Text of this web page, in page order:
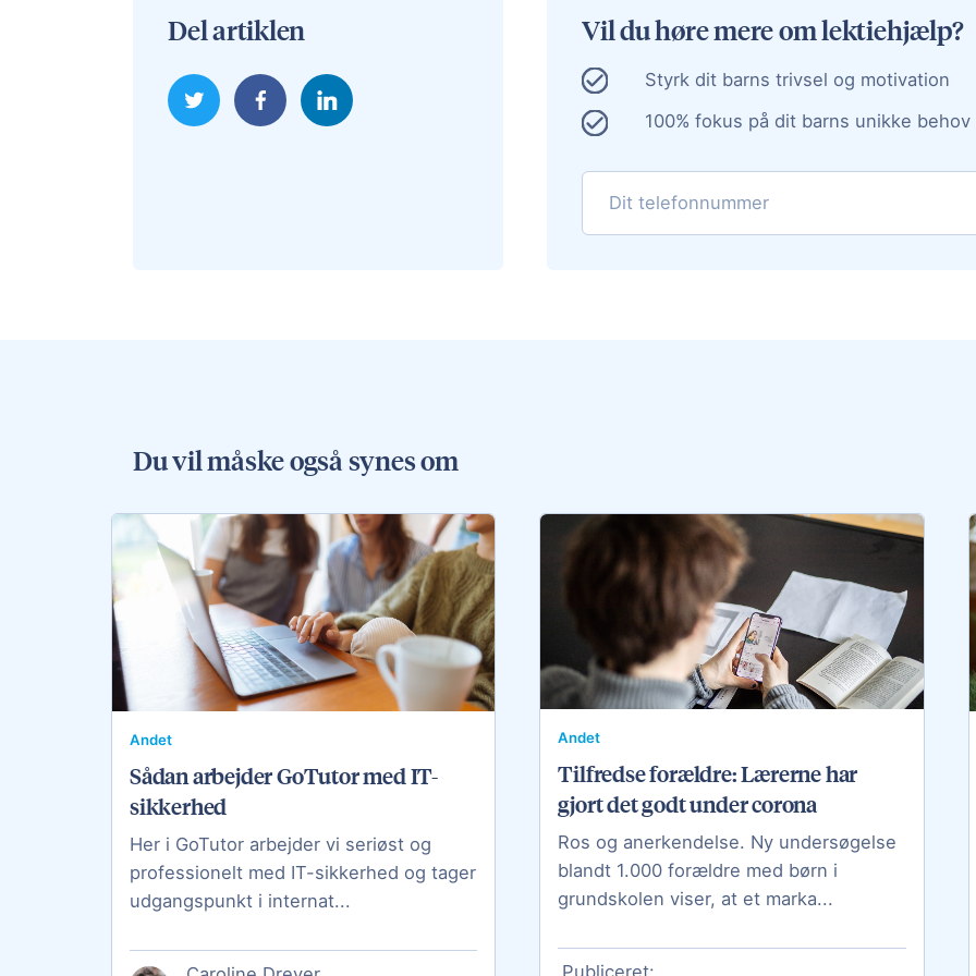
Del artiklen Vil du høre mere om lektiehjælp?
Styrk dit barns trivsel og motivation
100% fokus på dit barns unikke behov
Du vil måske også synes om
Andet
Sådan arbejder GoTutor med IT-
sikkerhed
Her i GoTutor arbejder vi seriøst og
professionelt med IT-sikkerhed og tager
udgangspunkt i internat...
Andet
Tilfredse forældre: Lærerne har
gjort det godt under corona
Ros og anerkendelse. Ny undersøgelse
blandt 1.000 forældre med børn i
grundskolen viser, at et marka...
Publiceret: